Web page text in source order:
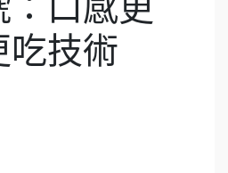
：口感更
吃技術